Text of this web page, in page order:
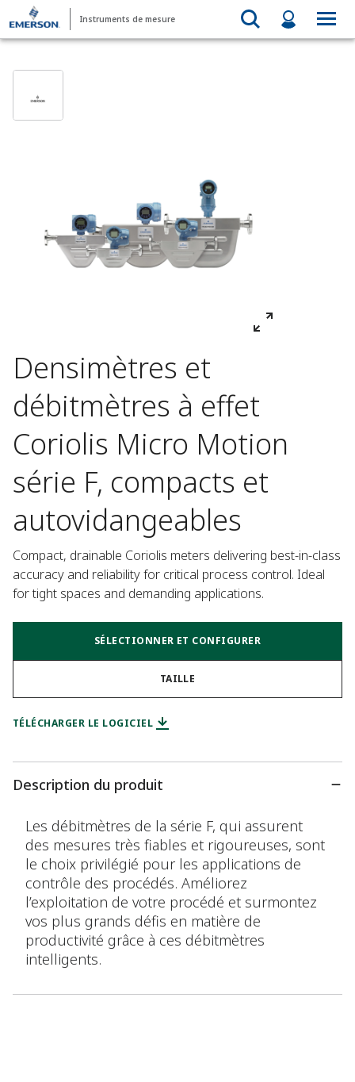
Instruments de mesure
Densimètres et
débitmètres à effet
Coriolis Micro Motion
série F, compacts et
autovidangeables
Compact, drainable Coriolis meters delivering best-in-class
accuracy and reliability for critical process control. Ideal
for tight spaces and demanding applications.
SÉLECTIONNER ET CONFIGURER
TAILLE
TÉLÉCHARGER LE LOGICIEL
Description du produit
Les débitmètres de la série F, qui assurent
des mesures très fiables et rigoureuses, sont
le choix privilégié pour les applications de
contrôle des procédés. Améliorez
l’exploitation de votre procédé et surmontez
vos plus grands défis en matière de
productivité grâce à ces débitmètres
intelligents.